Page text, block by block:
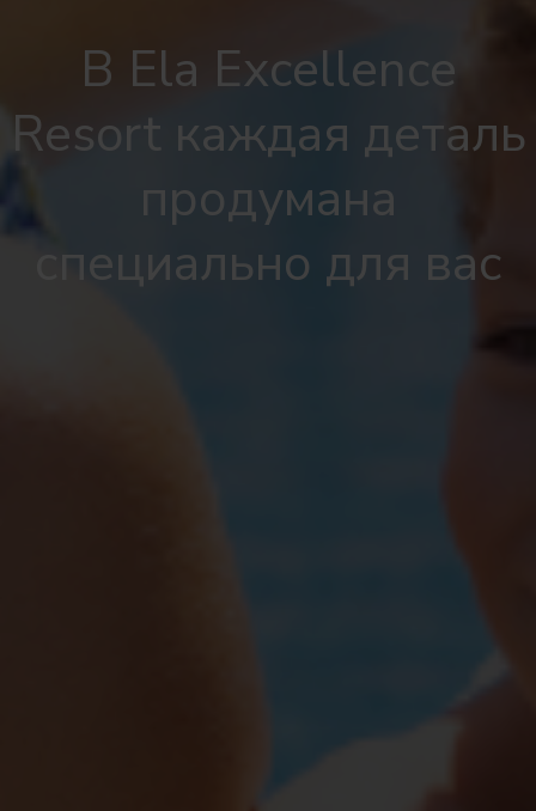
В Ela Excellence
Resort каждая деталь
продумана
специально для вас